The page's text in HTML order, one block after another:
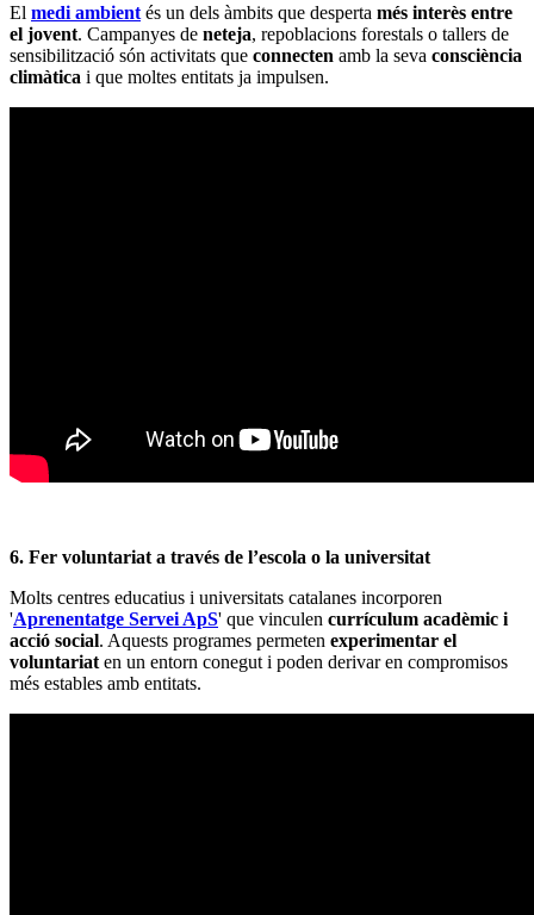
El medi ambient és un dels àmbits que desperta més interès entre
el jovent. Campanyes de neteja, repoblacions forestals o tallers de
sensibilització són activitats que connecten amb la seva consciència
climàtica i que moltes entitats ja impulsen.
6. Fer voluntariat a través de l’escola o la universitat
Molts centres educatius i universitats catalanes incorporen
'Aprenentatge Servei ApS' que vinculen currículum acadèmic i
acció social. Aquests programes permeten experimentar el
voluntariat en un entorn conegut i poden derivar en compromisos
més estables amb entitats.